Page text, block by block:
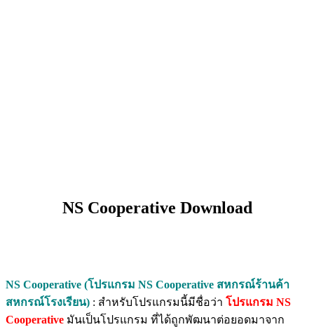
NS Cooperative Download
NS Cooperative (โปรแกรม NS Cooperative สหกรณ์ร้านค้า
สหกรณ์โรงเรียน) : สำหรับโปรแกรมนี้มีชื่อว่า โปรแกรม NS
Cooperative มันเป็นโปรแกรม ที่ได้ถูกพัฒนาต่อยอดมาจาก